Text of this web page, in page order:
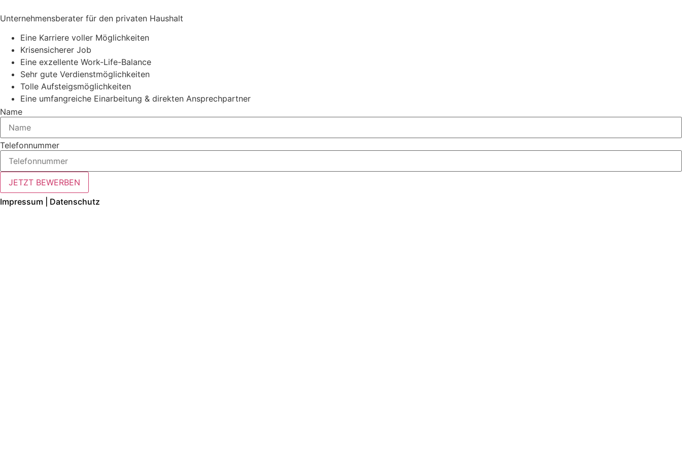
Unternehmensberater für den privaten Haushalt
Eine Karriere voller Möglichkeiten
Krisensicherer Job
Eine exzellente Work-Life-Balance
Sehr gute Verdienstmöglichkeiten
Tolle Aufsteigsmöglichkeiten
Eine umfangreiche Einarbeitung & direkten Ansprechpartner
Name
Telefonnummer
JETZT BEWERBEN
Impressum |
Datenschutz